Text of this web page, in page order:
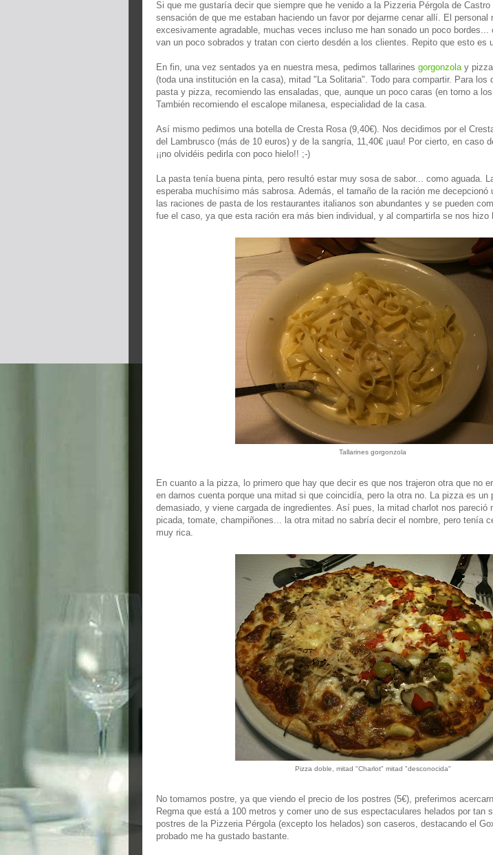
Si que me gustaría decir que siempre que he venido a la Pizzeria Pérgola de
sensación de que me estaban haciendo un favor por dejarme cenar allí. El personal
excesivamente agradable, muchas veces incluso me han sonado un poco bordes...
van un poco sobrados y tratan con cierto desdén a los clientes. Repito que esto es
En fin, una vez sentados ya en nuestra mesa, pedimos tallarines gorgonzola y
(toda una institución en la casa), mitad "La Solitaria". Todo para compartir. Para los
pasta y pizza, recomiendo las ensaladas, que, aunque un poco caras (en torno a
También recomiendo el escalope milanesa, especialidad de la casa.
Así mismo pedimos una botella de Cresta Rosa (9,40€). Nos decidimos por el
del Lambrusco (más de 10 euros) y de la sangría, 11,40€ ¡uau! Por cierto, en caso
¡¡no olvidéis pedirla con poco hielo!! ;-)
La pasta tenía buena pinta, pero resultó estar muy sosa de sabor... como aguada.
esperaba muchísimo más sabrosa. Además, el tamaño de la ración me decepcionó
las raciones de pasta de los restaurantes italianos son abundantes y se pueden
fue el caso, ya que esta ración era más bien individual, y al compartirla se nos hizo
Tallarines gorgonzola
En cuanto a la pizza, lo primero que hay que decir es que nos trajeron otra que no
en darnos cuenta porque una mitad si que coincidía, pero la otra no. La pizza es un
demasiado, y viene cargada de ingredientes. Así pues, la mitad charlot nos pareció
picada, tomate, champiñones... la otra mitad no sabría decir el nombre, pero tenía
muy rica.
Pizza doble, mitad "Charlot" mitad "desconocida"
No tomamos postre, ya que viendo el precio de los postres (5€), preferimos
Regma que está a 100 metros y comer uno de sus espectaculares helados por tan
postres de la Pizzeria Pérgola (excepto los helados) son caseros, destacando el
probado me ha gustado bastante.